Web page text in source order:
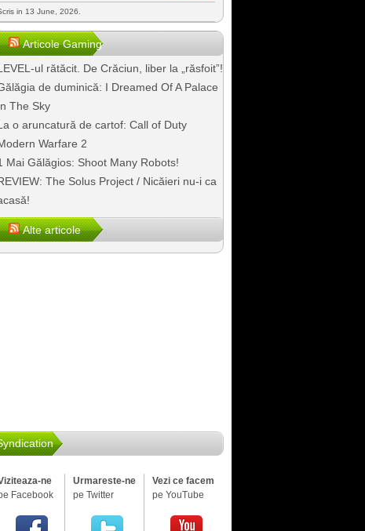
in 13 June, 2026.
Articole Gaming
ul rătăcit. De Crăciun, liber la „răsfoit”!
de duminică: I Dreamed Of A Palace
The Sky
o aruncatură de cartof: Call of Duty
Warfare 2
Mai Gălăgios: Shoot Many Robots!
The Solus Project / Nicăieri nu-i ca
Alte articole
ne
Facebook
Urmareste-ne
pe Twitter
Vezi ce facem
pe YouTube